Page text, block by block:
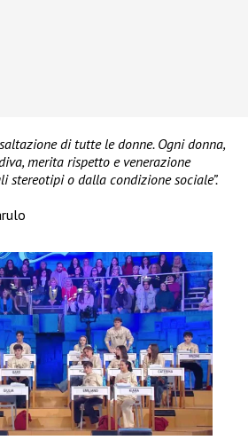
di tutte le donne. Ogni donna,
merita rispetto e venerazione
stereotipi o dalla condizione sociale”.